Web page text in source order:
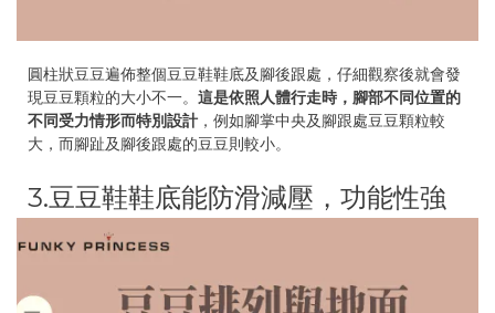
圓柱狀豆豆遍佈整個豆豆鞋鞋底及腳後跟處，仔細觀察後就會發
現豆豆顆粒的大小不一。 這是依照人體行走時，腳部不同位置的
不同受力情形而特別設計 ，例如腳掌中央及腳跟處豆豆顆粒較
大，而腳趾及腳後跟處的豆豆則較小。
3.豆豆鞋鞋底能防滑減壓，功能性強